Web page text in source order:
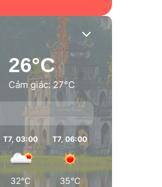
26°C
Cảm giác: 27°C
T7, 03:00
32°C
T7, 06:00
35°C